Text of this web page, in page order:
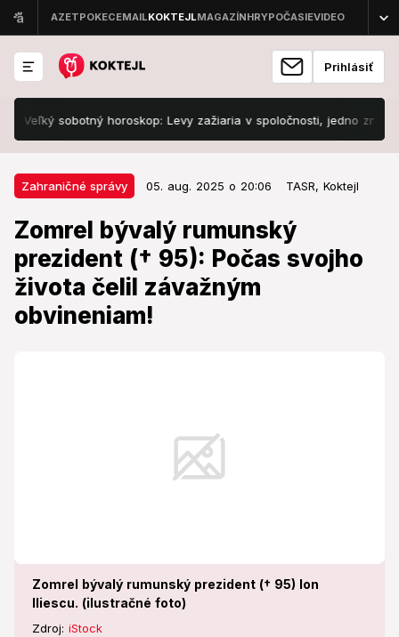
Prihlásiť
sobotný horoskop: Levy zažiaria v spoločnosti, jedno znamenie
Zahraničné správy 05. aug. 2025 o 20:06 TASR, Koktejl
Zomrel bývalý rumunský
prezident († 95): Počas svojho
života čelil závažným
obvineniam!
Zomrel bývalý rumunský prezident († 95) Ion
Iliescu. (ilustračné foto)
Zdroj: iStock
Zahraničné správy 05. aug. 2025 o 20:06
Zomrel bývalý rumunský
prezident († 95): Počas svojho
života čelil závažným
obvineniam!